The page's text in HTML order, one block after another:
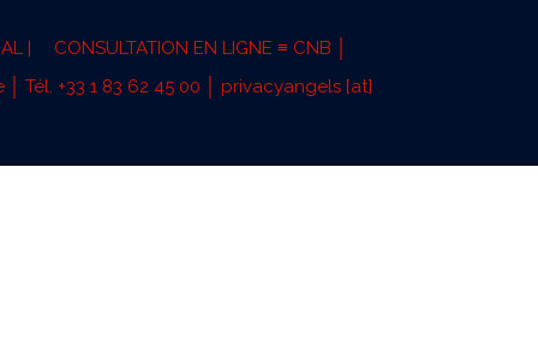
|
CONSULTATION EN LIGNE ≡ CNB │
Tél. +33 1 83 62 45 00 │ privacyangels [at]